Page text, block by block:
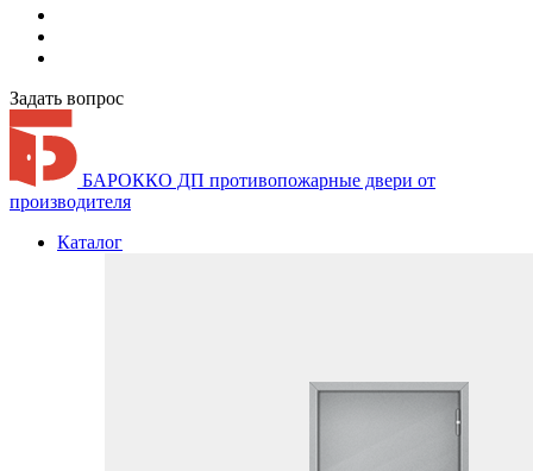
Задать вопрос
БАРОККО ДП противопожарные двери от
производителя
Каталог